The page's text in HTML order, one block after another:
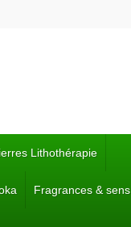
Lithothérapie
Fragrances & sens